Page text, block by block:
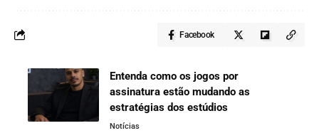
Facebook
Entenda como os jogos por
assinatura estão mudando as
estratégias dos estúdios
Notícias